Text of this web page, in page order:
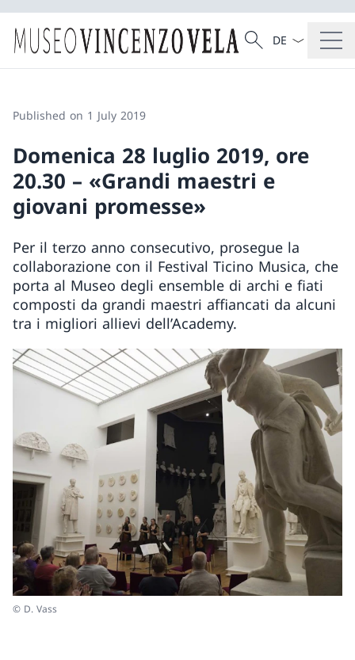
Search
Search
Language
Published on 1 July 2019
Domenica 28 luglio 2019, ore
20.30 – «Grandi maestri e
giovani promesse»
Per il terzo anno consecutivo, prosegue la
collaborazione con il Festival Ticino Musica, che
porta al Museo degli ensemble di archi e fiati
composti da grandi maestri affiancati da alcuni
tra i migliori allievi dell’Academy.
© D. Vass